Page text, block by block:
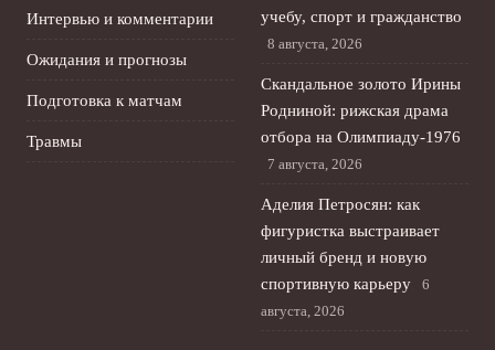
Интервью и комментарии
Ожидания и прогнозы
Подготовка к матчам
Травмы
учебу, спорт и гражданство
8 августа, 2026
Скандальное золото Ирины
Родниной: рижская драма
отбора на Олимпиаду‑1976
7 августа, 2026
Аделия Петросян: как
фигуристка выстраивает
личный бренд и новую
спортивную карьеру
6
августа, 2026